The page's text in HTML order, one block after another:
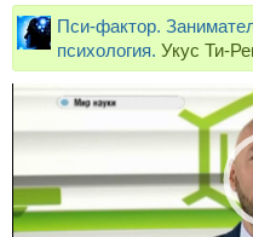
Пси-фактор.
психология. Укус Ти-